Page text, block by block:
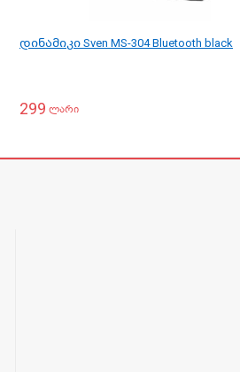
დინამიკი Sven MS-304 Bluetooth black
299 ლარი